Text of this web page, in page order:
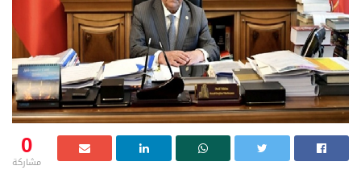
0
مشاركة